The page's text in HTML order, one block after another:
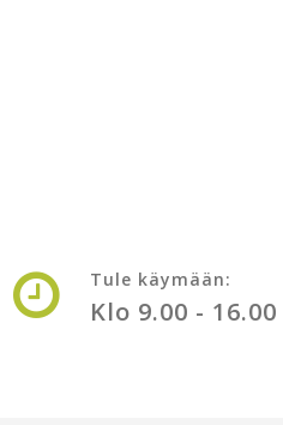
Tule käymään:
Klo 9.00 - 16.00